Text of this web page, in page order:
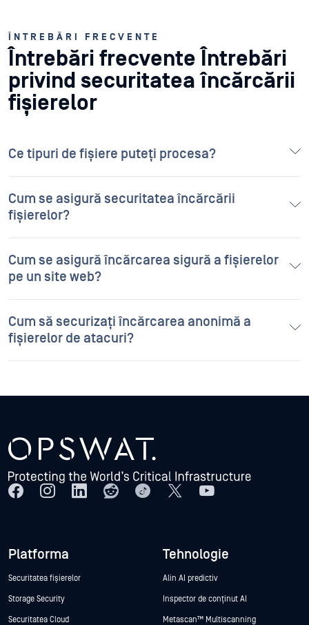
ÎNTREBĂRI FRECVENTE
Întrebări frecvente Întrebări
privind securitatea încărcării
fișierelor
Ce tipuri de fișiere puteți procesa?
Cum se asigură securitatea încărcării
fișierelor?
Cum se asigură încărcarea sigură a fișierelor
pe un site web?
Cum să securizați încărcarea anonimă a
fișierelor de atacuri?
Platforma
Securitatea fișierelor
Storage Security
Securitatea Cloud
Tehnologie
Alin AI predictiv
Inspector de conținut AI
Metascan™ Multiscanning